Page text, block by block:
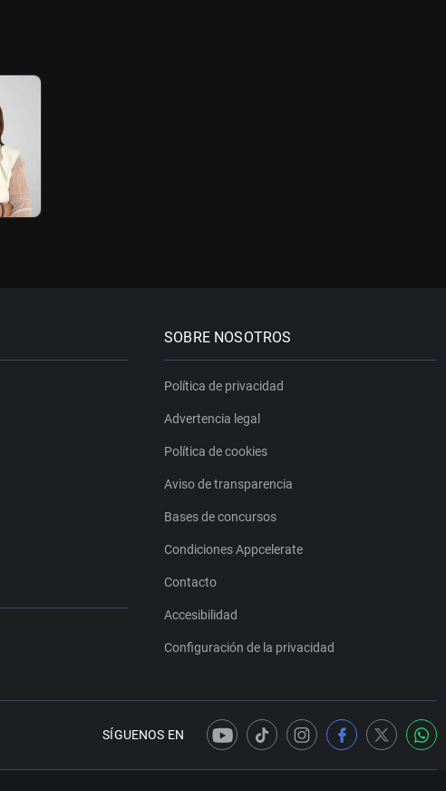
SOBRE NOSOTROS
Política de privacidad
Advertencia legal
Política de cookies
Aviso de transparencia
Bases de concursos
Condiciones Appcelerate
Contacto
Accesibilidad
Configuración de la privacidad
SÍGUENOS EN